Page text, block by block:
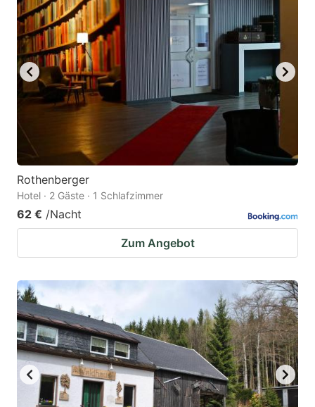
Rothenberger
Hotel · 2 Gäste · 1 Schlafzimmer
62 € /Nacht
Zum Angebot